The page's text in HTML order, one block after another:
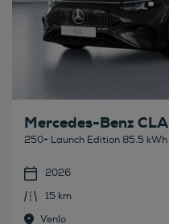
Mercedes-Benz CLA
250+ Launch Edition 85.5 kWh
2026
15 km
Venlo